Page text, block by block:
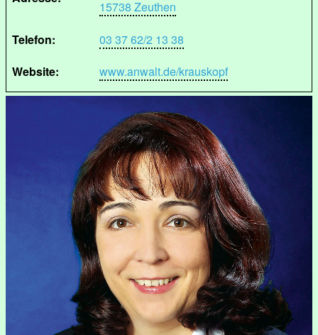
15738 Zeuthen
Telefon:
03 37 62/2 13 38
Website:
www.anwalt.de/krauskopf